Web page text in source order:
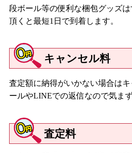
段ボール等の便利な梱包グッズ
頂くと最短1日で到着します。
キャンセル料
査定額に納得がいかない場合は
ールやLINEでの返信なので気ま
査定料